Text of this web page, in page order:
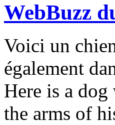
WebBuzz
Voici un
également
Here is a
the arms of